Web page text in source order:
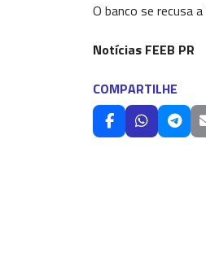
O banco se recusa
Notícias FEEB PR
COMPARTILHE